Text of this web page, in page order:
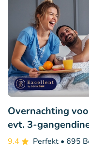
Overnachting
evt. 3-
9.4 Perfekt • 695